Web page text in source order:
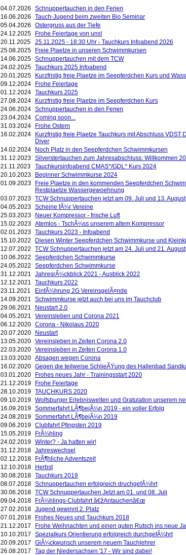
04.07.2026
Schnuppertauchen in den Ferien
16.06.2026
Tauch-Jugend beim zweiten Bio Seminar
05.04.2026
Ostergruss aus der Tiefe
24.12.2025
Frohe Feiertage von uns!
20.11.2025
25.11.2025 - 18:30 Uhr - Tauchkurs Infoabend 2026
25.08.2025
Freie Plaetze in unseren Schwimmkursen
14.06.2025 Schnuppertauchen mit dem TCW
24.02.2025 Tauchkurs 2025 Infoabend
20.01.2025
Kurzfristig freie Plaetze im Seepferdchen Kurs und
09.12.2024
Frohe Feiertage
01.12.2024 Tauchkurs 2025
27.08.2024
Kurzfristig freie Plaetze im Seepferdchen Kurs
24.06.2024 Schnuppertauchen in den Ferien
23.04.2024 Coming soon...
31.03.2024
Frohe Ostern
16.02.2024
Kurzfristig freie Plaetze Tauchkurs mit Abschluss VDST
Diver
14.02.2024
Noch Platz in den Seepferdchen Schwimmkursen
31.12.2023 Silverstertauchen zum Jahresabschluss: Willkommen
21.11.2023
Tauchkursinfoabend CMAS*/GDL* Kurs 2024
20.10.2023
Beginner Schwimmkurse 2024
01.09.2023
Freie Plaetze in den kommenden Seepferdchen
Restplaetze Wassergewoehnung
03.07.2023 TCW Schnuppertauchen jetzt am 09. Juli und 13. August
04.05.2023 Scheine fÃ¼r Vereine
25.03.2023
Neuer Kompressor - frische Luft
15.02.2023 Atemlos - TschÃ¼ss unserem altem Kompressor
02.01.2023 Tauchkurs 2023 - Infoabend
15.10.2022
Diesen Winter Seepferdchen Schwimmkurse und
12.07.2022
TCW Schnuppertauchen jetzt am 24. Juli und 21. August
10.06.2022
Seepferdchen Schwimmkurse
24.05.2022
Seepferdchen Schwimmkurse
31.12.2021
JahresrÃ¼ckblick 2021 - Ausblick 2022
12.12.2021
Tauchkurs 2022
23.11.2021
EinfÃ¼hrung 2G VereinsgelÃ¤nde
14.09.2021
Schwimmkurse jetzt auch bei uns im Tauchclub
29.06.2021
Neustart 2.0
04.05.2021
Vereinsleben und Corona 2021
06.12.2020 Corona - Nikolaus 2020
20.07.2020
Neustart
13.05.2020 Vereinsleben in Zeiten Corona 2.0
22.03.2020 Vereinsleben in Zeiten Corona 1.0
13.03.2020 Absagen wegen Corona
16.02.2020 Gegen die teilweise SchlieÃŸung des Hallenbad
03.01.2020
Frohes neues Jahr - Trainingsstart 2020
21.12.2019
Frohe Feiertage
28.10.2019 TAUCHKURS 2020
09.10.2019 Wolfsburger Erlebniswelten und Gratulation unserem
16.09.2019 Sommerfahrt LÃ¶bejÃ¼n 2019 - ein voller Erfolg
24.08.2019 Sommerfahrt LÃ¶bejÃ¼n 2019
09.06.2019 Clubfahrt Pfingsten 2019
15.05.2019
FrÃ¼hling
24.02.2019 Winter? - Ja hatten wir!
31.12.2018 Jahreswechsel
02.12.2018
FrÃ¶hliche Adventszeit
12.10.2018
Herbst
30.08.2018 Tauchkurs 2019
08.07.2018 Schnuppertauchen erfolgreich druchgefÃ¼hrt
30.06.2018 TCW Schnuppertauchen Jetzt am 01. und 08. Juli
09.04.2018
FrÃ¼hlings-Clubfahrt â€žAntauchenâ€œ
27.02.2018 Jugend gewinnt 2. Platz
07.01.2018
Frohes Neues und Tauchkurs 2018
21.12.2017
Frohe Weihnachten und einen guten Rutsch ins neue
10.10.2017
Spezialkurs Orientierung erfolgreich durchgefÃ¼hrt
20.09.2017
GlÃ¼ckwunsch unserem neuem Tauchlehrer
26.08.2017
Tag der Niedersachsen '17 - Wir sind dabei!